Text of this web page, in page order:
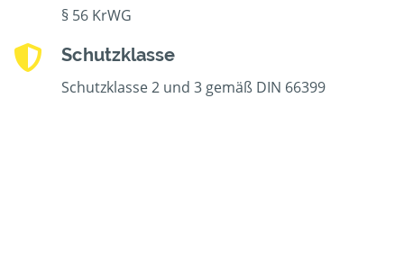
§ 56 KrWG
Schutzklasse
Schutzklasse 2 und 3 gemäß DIN 66399